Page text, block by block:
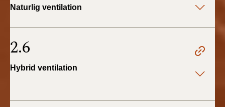
Naturlig ventilation
2.6
Hybrid ventilation